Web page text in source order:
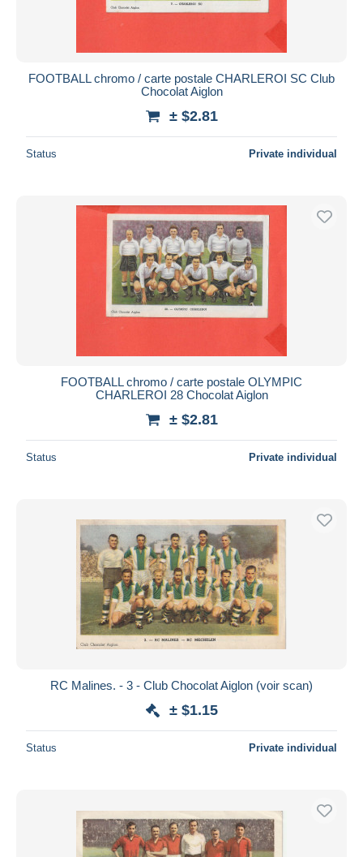
FOOTBALL chromo / carte postale CHARLEROI SC Club
Chocolat Aiglon
± $2.81
Status Private individual
FOOTBALL chromo / carte postale OLYMPIC
CHARLEROI 28 Chocolat Aiglon
± $2.81
Status Private individual
RC Malines. - 3 - Club Chocolat Aiglon (voir scan)
± $1.15
Status Private individual